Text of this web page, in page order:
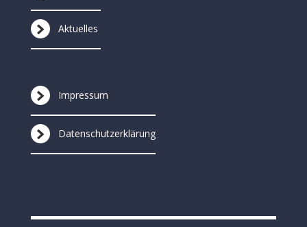
Aktuelles
Impressum
Datenschutzerklärung